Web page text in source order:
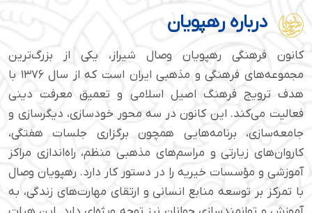
درباره رهپویان
کانون فرهنگی رهپویان وصال شیراز، یکی از بزرگ‌ترین
مجموعه‌های فرهنگی و مذهبی ایران است که از سال ۱۳۷۶ با
هدف ترویج فرهنگ اصیل اسلامی و تعمیق معرفت دینی
فعالیت می‌کند. این کانون در سه محور خودسازی، دیگرسازی و
جامعه‌سازی، برنامه‌هایی همچون برگزاری جلسات هفتگی،
کاروان‌های زیارتی و مراسم‌های مذهبی منظم، راه‌اندازی مراکز
آموزشی و مؤسسات خیریه را در دستور کار دارد. رهپویان وصال
با تمرکز بر توسعه منابع انسانی و ارتقای مهارت‌های زندگی، به